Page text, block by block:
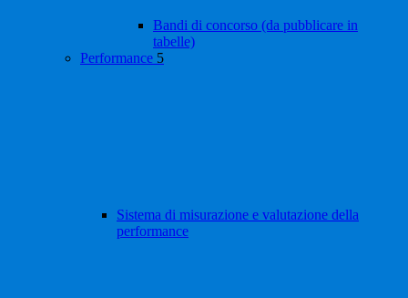
Bandi di concorso (da pubblicare in
tabelle)
Performance 5
Sistema di misurazione e valutazione della
performance